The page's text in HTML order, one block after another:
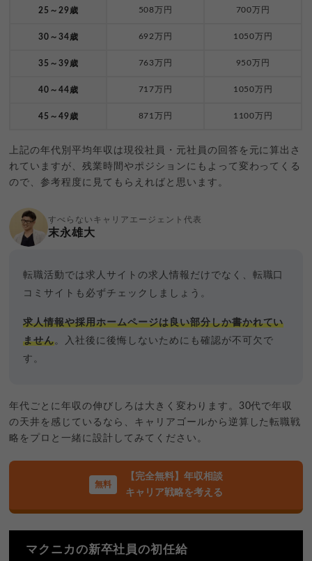
25～29歳 508万円 700万円
30～34歳 692万円 1050万円
35～39歳 763万円 950万円
40～44歳 717万円 1050万円
45～49歳 871万円 1100万円
上記の年代別平均年収は現役社員・元社員の回答を元に算出さ
れていますが、残業時間やポジションにもよって変わってくる
ので、参考程度に見てもらえればと思います。
すべらないキャリアエージェント代表
末永雄大
転職活動では求人サイトの求人情報だけでなく、転職口
コミサイトも必ずチェックしましょう。
求人情報や採用ホームページは良い部分しか書かれてい
ません。入社後に後悔しないためにも確認が不可欠で
す。
年代ごとに年収の伸びしろは大きく変わります。30代で年収
の天井を感じているなら、キャリアゴールから逆算した転職戦
略をプロと一緒に設計してみてください。
【完全無料】年収相談
キャリア戦略を考える
マクニカの新卒社員の初任給